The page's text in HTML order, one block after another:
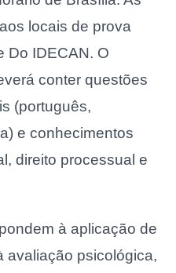
locais de prova
Do IDECAN. O
conter questões
(português,
e conhecimentos
direito processual e
à aplicação de
avaliação psicológica,